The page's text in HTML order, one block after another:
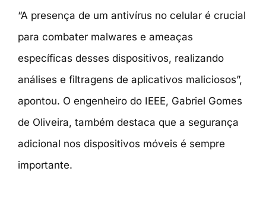
“A presença de um antivírus no celular é crucial
para combater malwares e ameaças
específicas desses dispositivos, realizando
análises e filtragens de aplicativos maliciosos”,
apontou. O engenheiro do IEEE, Gabriel Gomes
de Oliveira, também destaca que a segurança
adicional nos dispositivos móveis é sempre
importante.